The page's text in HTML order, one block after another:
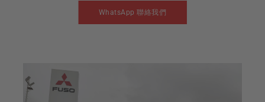
WhatsApp 聯絡我們